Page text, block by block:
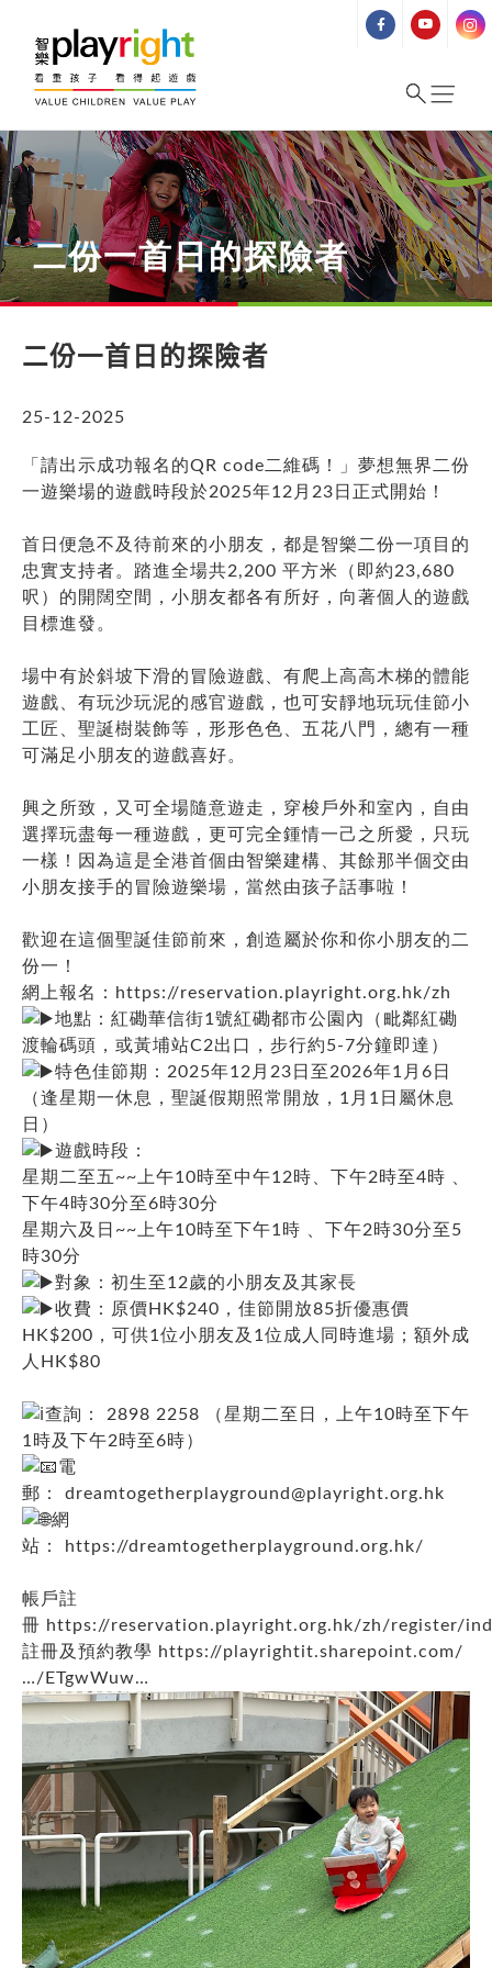
content
二份一首日的探險者
二份一首日的探險者
25-12-2025
「請出示成功報名的QR code二維碼！」夢想無界二份
一遊樂場的遊戲時段於2025年12月23日正式開始！
首日便急不及待前來的小朋友，都是智樂二份一項目的
忠實支持者。踏進全場共2,200 平方米（即約23,680
呎）的開闊空間，小朋友都各有所好，向著個人的遊戲
目標進發。
場中有於斜坡下滑的冒險遊戲、有爬上高高木梯的體能
遊戲、有玩沙玩泥的感官遊戲，也可安靜地玩玩佳節小
工匠、聖誕樹裝飾等，形形色色、五花八門，總有一種
可滿足小朋友的遊戲喜好。
興之所致，又可全場隨意遊走，穿梭戶外和室內，自由
選擇玩盡每一種遊戲，更可完全鍾情一己之所愛，只玩
一樣！因為這是全港首個由智樂建構、其餘那半個交由
小朋友接手的冒險遊樂場，當然由孩子話事啦！
歡迎在這個聖誕佳節前來，創造屬於你和你小朋友的二
份一！
網上報名： https://reservation.playright.org.hk/zh
地點：紅磡華信街1號紅磡都市公園內（毗鄰紅磡
渡輪碼頭，或黃埔站C2出口，步行約5-7分鐘即達）
特色佳節期：2025年12月23日至2026年1月6日
（逢星期一休息，聖誕假期照常開放，1月1日屬休息
日）
遊戲時段：
星期二至五~~上午10時至中午12時、下午2時至4時 、
下午4時30分至6時30分
星期六及日~~上午10時至下午1時 、下午2時30分至5
時30分
對象：初生至12歲的小朋友及其家長
收費：原價HK$240，佳節開放85折優惠價
HK$200，可供1位小朋友及1位成人同時進場；額外成
人HK$80
查詢： 2898 2258 （星期二至日，上午10時至下午
1時及下午2時至6時）
電
郵： dreamtogetherplayground@playright.org.hk
網
站： https://dreamtogetherplayground.org.hk/
帳戶註
冊 https://reservation.playright.org.hk/zh/register/
註冊及預約教學 https://playrightit.sharepoint.com/
…/ETgwWuw…